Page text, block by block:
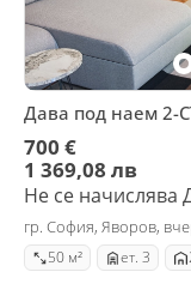
Дава под наем 2-
700 €
1 369,08 лв
Не се начислява
гр. София, Яворов,
50 м² ет. 3